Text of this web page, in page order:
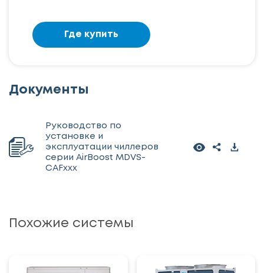
Где купить
Документы
Руководство по
установке и
эксплуатации чиллеров
серии AirBoost MDVS-
CAFxxx
Похожие системы